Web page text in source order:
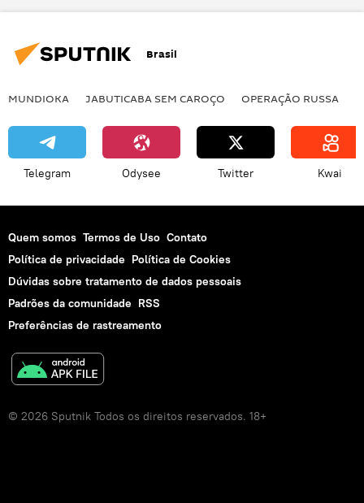
Brasil
MUNDIOKA JABUTICABA SEM CAROÇO OPERAÇÃO RUSSA
Telegram Odysee Twitter Kwai
Quem somos Termos de Uso Contato
Política de privacidade Política de Cookies
Dúvidas sobre tratamento de dados pessoais
Padrões da comunidade RSS
Preferências de rastreamento
© 2026 Sputnik Todos os direitos reservados. 18+